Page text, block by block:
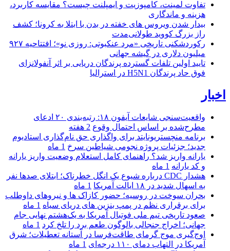
تفاوت لمینت، کامپوزیت و ایمپلنت چیست؟ مقایسه کاربرد،
هزینه و ماندگاری
بیدار شدن ویروس‌ های خفته در بدن با ابتلا به کرونا؛ کشف
راز بزرگ کووید طولانی‌مدت
رکوردشکنی تاریخی «مرد عنکبوتی: روزی نو»؛ افتتاحیه ۹۲۷
میلیون دلاری در گیشه جهانی
تایید اولین تلفات گسترده پرندگان دریایی بر اثر آنفولانزای
فوق حاد پرندگان H5N1 در استرالیا
اخبار
واقعیت‌سنجی شایعات آیفون ۱۸: رتبه‌بندی ۲۰ ادعای
مطرح‌شده بر اساس احتمال وقوع 2 هفته
برنامه منچستریونایتد برای واگذاری حق نام‌گذاری استادیوم
جدید؛ جزئیات پروژه نجومی شیاطین سرخ 1 ماه
یارانه واریز شد؟ راهنمای کامل استعلام وضعیت واریز یارانه
و کد یارانه 1 ماه
هشدار CDC درباره شیوع یک انگل خطرناک؛ ابتلای صدها نفر
به اسهال شدید در ۱۸ ایالت آمریکا
1 ماه
بحران سوخت در روسیه؛ حضور کازاک‌ ها و نیروهای داوطلب
برای برقراری نظم در پمپ بنزین‌ های دریای سیاه 1 ماه
صعود تاریخی تیم ملی فوتبال آمریکا به یک‌هشتم نهایی جام
جهانی؛ اخراج جنجالی بالوگون طعم برد را تلخ کرد 1 ماه
اوج‌گیری موج گرمای طاقت‌فرسا در آستانه تعطیلات؛ شرق
آمریکا در التهاب دمای ۱۱۰ درجه‌ای
1 ماه